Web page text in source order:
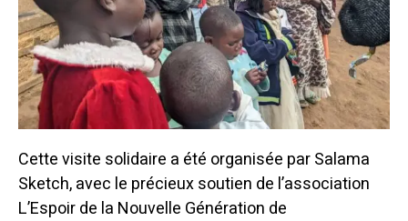
Cette visite solidaire a été organisée par Salama
Sketch, avec le précieux soutien de l’association
L’Espoir de la Nouvelle Génération de